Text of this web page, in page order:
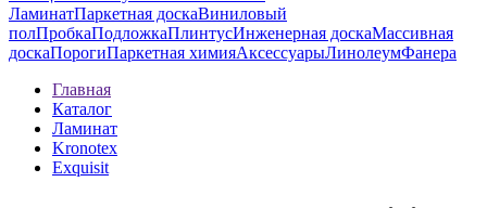
ЛаминатПаркетная доскаВиниловый
полПробкаПодложкаПлинтусИнженерная доскаМассивная
доскаПорогиПаркетная химияАксессуарыЛинолеумФанера
Главная
Каталог
Ламинат
Kronotex
Exquisit